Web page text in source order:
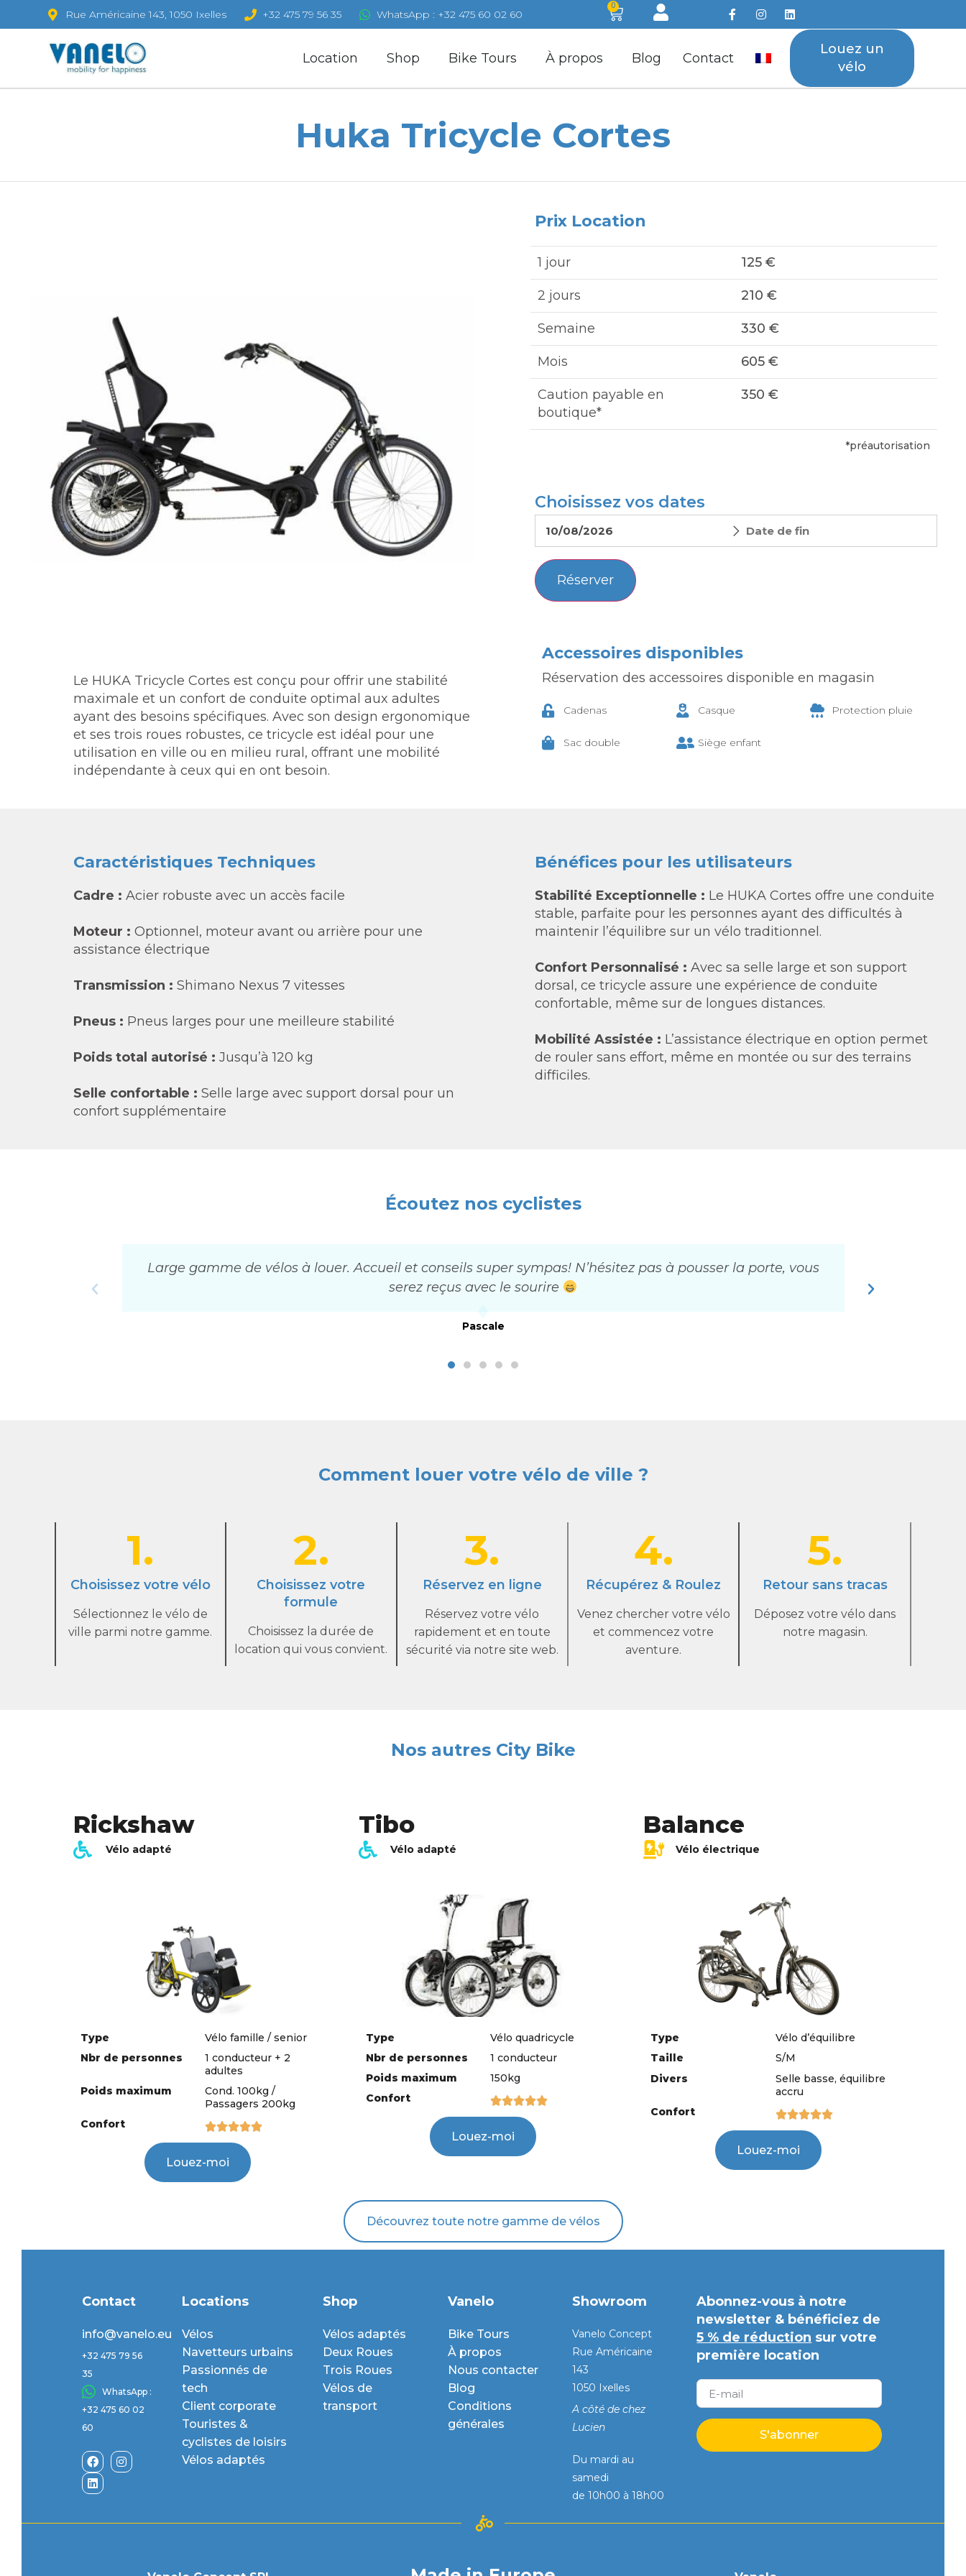
Rue Américaine 143, 1050 Ixelles +32 475 79 56 35 WhatsApp : +32 475 60 02 60
0
Location Shop Bike Tours À propos Blog Contact
Louez un
vélo
Huka Tricycle Cortes
Le HUKA Tricycle Cortes est conçu pour offrir une stabilité
maximale et un confort de conduite optimal aux adultes
ayant des besoins spécifiques. Avec son design ergonomique
et ses trois roues robustes, ce tricycle est idéal pour une
utilisation en ville ou en milieu rural, offrant une mobilité
indépendante à ceux qui en ont besoin.
Prix Location
1 jour 125 €
2 jours 210 €
Semaine 330 €
Mois 605 €
Caution payable en
boutique*
350 €
*préautorisation
Choisissez vos dates
Réserver
Accessoires disponibles
Réservation des accessoires disponible en magasin
Cadenas Casque Protection pluie
Sac double Siège enfant
Caractéristiques Techniques
Cadre : Acier robuste avec un accès facile
Moteur : Optionnel, moteur avant ou arrière pour une
assistance électrique
Transmission : Shimano Nexus 7 vitesses
Pneus : Pneus larges pour une meilleure stabilité
Poids total autorisé : Jusqu’à 120 kg
Selle confortable : Selle large avec support dorsal pour un
confort supplémentaire
Bénéfices pour les utilisateurs
Stabilité Exceptionnelle : Le HUKA Cortes offre une conduite
stable, parfaite pour les personnes ayant des difficultés à
maintenir l’équilibre sur un vélo traditionnel.
Confort Personnalisé : Avec sa selle large et son support
dorsal, ce tricycle assure une expérience de conduite
confortable, même sur de longues distances.
Mobilité Assistée : L’assistance électrique en option permet
de rouler sans effort, même en montée ou sur des terrains
difficiles.
Écoutez nos cyclistes
Large gamme de vélos à louer. Accueil et conseils super sympas! N’hésitez pas à pousser la porte, vous
serez reçus avec le sourire
Pascale
Comment louer votre vélo de ville ?
1.
Choisissez votre vélo
Sélectionnez le vélo de
ville parmi notre gamme.
2.
Choisissez votre
formule
Choisissez la durée de
location qui vous convient.
3.
Réservez en ligne
Réservez votre vélo
rapidement et en toute
sécurité via notre site web.
4.
Récupérez & Roulez
Venez chercher votre vélo
et commencez votre
aventure.
5.
Retour sans tracas
Déposez votre vélo dans
notre magasin.
Nos autres City Bike
Rickshaw
Vélo adapté
Type
Vélo famille / senior
Nbr de personnes
1 conducteur + 2
adultes
Poids maximum
Cond. 100kg /
Passagers 200kg
Confort

Louez-moi
Tibo
Vélo adapté
Type
Vélo quadricycle
Nbr de personnes
1 conducteur
Poids maximum
150kg
Confort

Louez-moi
Balance
Vélo électrique
Type
Vélo d’équilibre
Taille
S/M
Divers
Selle basse, équilibre
accru
Confort

Louez-moi
Découvrez toute notre gamme de vélos
Contact
info@vanelo.eu
+32 475 79 56
35
WhatsApp :
+32 475 60 02
60
Locations
Vélos
Navetteurs urbains
Passionnés de
tech
Client corporate
Touristes &
cyclistes de loisirs
Vélos adaptés
Shop
Vélos adaptés
Deux Roues
Trois Roues
Vélos de
transport
Vanelo
Bike Tours
À propos
Nous contacter
Blog
Conditions
générales
Showroom
Vanelo Concept
Rue Américaine
143
1050 Ixelles
A côté de chez
Lucien
Du mardi au
samedi
de 10h00 à 18h00
Abonnez-vous à notre
newsletter & bénéficiez de
5 % de réduction sur votre
première location
S'abonner